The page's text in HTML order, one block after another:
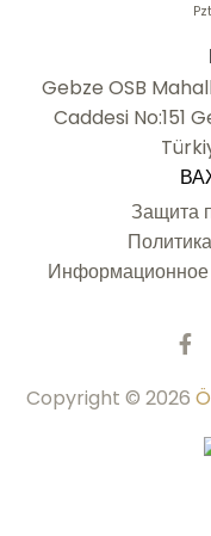
Gebze OSB
Caddesi No:151
Защита
Copyright © 2026